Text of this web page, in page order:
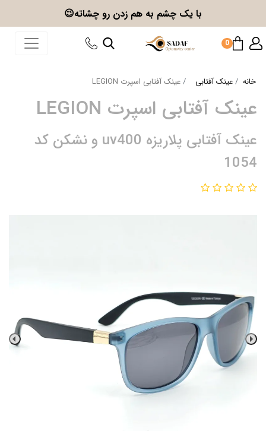
با یک چشم به هم زدن رو چشاته😉
0
خانه عینک آفتابی عینک آفتابی اسپرت LEGION
عینک آفتابی اسپرت LEGION
عینک آفتابی پلاریزه uv400 و نشکن کد
1054